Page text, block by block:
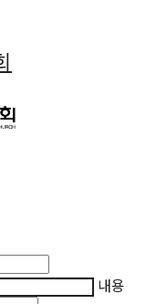
내용